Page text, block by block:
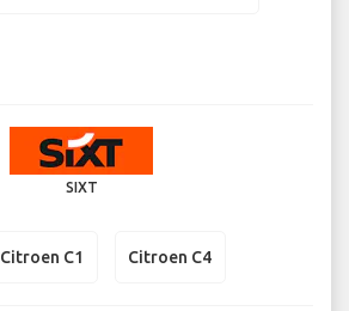
SIXT
Citroen C1 Citroen C4